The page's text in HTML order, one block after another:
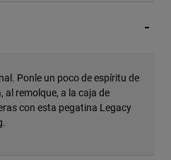
Ponle un poco de espíritu de
remolque, a la caja de
con esta pegatina Legacy